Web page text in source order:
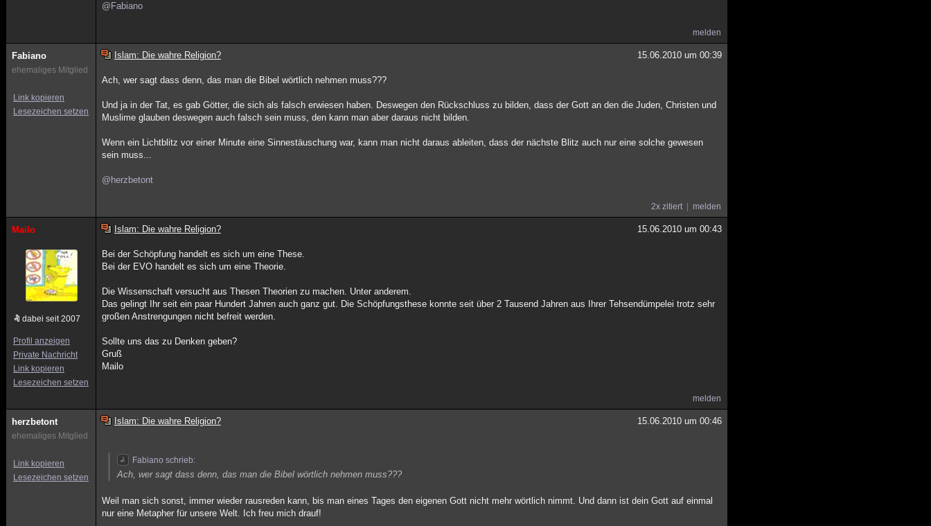
@Fabiano
melden
Fabiano
ehemaliges Mitglied
Link kopieren
Lesezeichen setzen
Islam: Die wahre Religion? 15.06.2010 um 00:39
Ach, wer sagt dass denn, das man die Bibel wörtlich nehmen muss???
Und ja in der Tat, es gab Götter, die sich als falsch erwiesen haben. Deswegen den Rückschluss zu bilden, dass der Gott an den die Juden, Christen und
Muslime glauben deswegen auch falsch sein muss, den kann man aber daraus nicht bilden.
Wenn ein Lichtblitz vor einer Minute eine Sinnestäuschung war, kann man nicht daraus ableiten, dass der nächste Blitz auch nur eine solche gewesen
sein muss...
@herzbetont
2x zitiert melden
Mailo
dabei seit 2007
Profil anzeigen
Private Nachricht
Link kopieren
Lesezeichen setzen
Islam: Die wahre Religion? 15.06.2010 um 00:43
Bei der Schöpfung handelt es sich um eine These.
Bei der EVO handelt es sich um eine Theorie.
Die Wissenschaft versucht aus Thesen Theorien zu machen. Unter anderem.
Das gelingt Ihr seit ein paar Hundert Jahren auch ganz gut. Die Schöpfungsthese konnte seit über 2 Tausend Jahren aus Ihrer Tehsendümpelei trotz sehr
großen Anstrengungen nicht befreit werden.
Sollte uns das zu Denken geben?
Gruß
Mailo
melden
herzbetont
ehemaliges Mitglied
Link kopieren
Lesezeichen setzen
Islam: Die wahre Religion? 15.06.2010 um 00:46
Fabiano schrieb:
Ach, wer sagt dass denn, das man die Bibel wörtlich nehmen muss???
Weil man sich sonst, immer wieder rausreden kann, bis man eines Tages den eigenen Gott nicht mehr wörtlich nimmt. Und dann ist dein Gott auf einmal
nur eine Metapher für unsere Welt. Ich freu mich drauf!